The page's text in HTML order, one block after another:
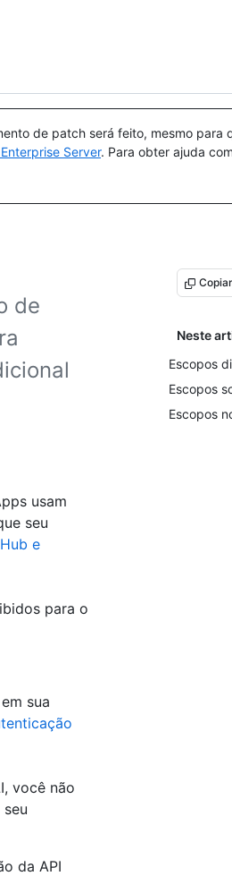
de patch será feito, mesmo
Server. Para obter ajuda
de
Neste
Escopos
Escopos
Escopos
usam
seu
e
para o
sua
você não
da API